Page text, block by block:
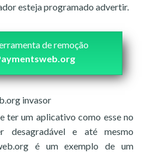
esteja programado advertir.
de remoção
invasor
ter um aplicativo como esse no
desagradável e até mesmo
é um exemplo de um